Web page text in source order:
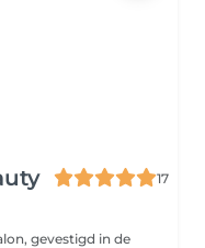
17
gevestigd in de